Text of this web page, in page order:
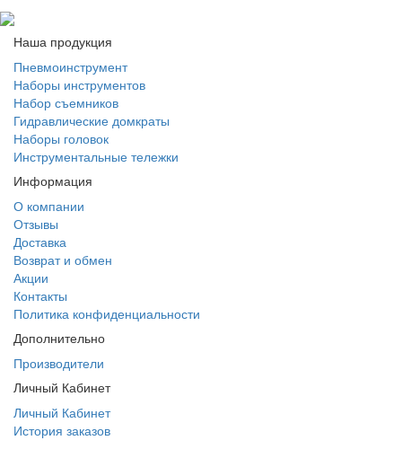
Наша продукция
Пневмоинструмент
Наборы инструментов
Набор съемников
Гидравлические домкраты
Наборы головок
Инструментальные тележки
Информация
О компании
Отзывы
Доставка
Возврат и обмен
Акции
Контакты
Политика конфиденциальности
Дополнительно
Производители
Личный Кабинет
Личный Кабинет
История заказов